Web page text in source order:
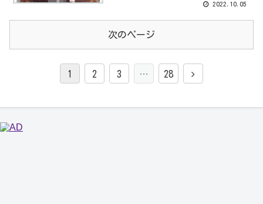
2022.10.05
次のページ
1 2 3 … 28